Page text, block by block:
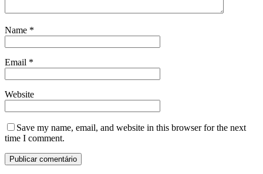
Name *
Email *
Website
Save my name, email, and website in this browser for the next
time I comment.